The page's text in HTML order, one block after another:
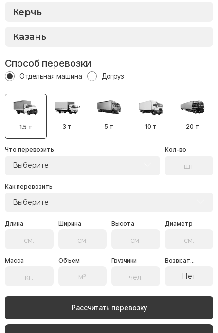
Способ перевозки
Отдельная машина Догруз
1.5 т 3 т 5 т 10 т 20 т
Что перевозить
Выберите
Кол-во
Как перевозить
Выберите
Длина Ширина Высота Диаметр
Масса Объем Грузчики Возврат...
Нет
Рассчитать перевозку